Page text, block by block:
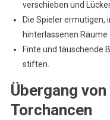
verschieben und
Die Spieler ermutigen,
hinterlassenen Räume
Finte und täuschende
stiften.
Übergang
Torchancen